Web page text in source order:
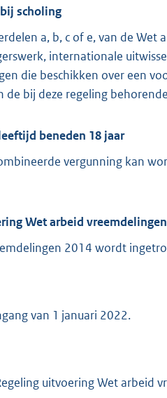
scholing
a, b, c of e, van de
internationale
die beschikken over een
bij deze regeling
beneden 18 jaar
vergunning kan
Wet arbeid
2014 wordt
van 1 januari 2022.
uitvoering Wet arbeid